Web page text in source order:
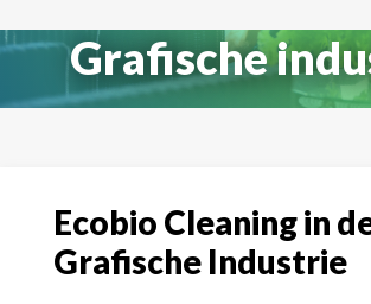
Grafische
Ecobio Cleaning in
Grafische Industrie